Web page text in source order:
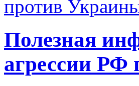
Полезная
агрессии РФ